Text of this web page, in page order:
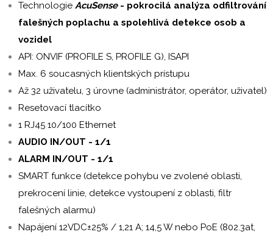
Technologie AcuSense- pokrocilá analýza odfiltrování
falešných poplachu a spolehlivá detekce osob a
vozidel
API: ONVIF (PROFILE S, PROFILE G), ISAPI
Max. 6 soucasných klientských prístupu
Až 32 uživatelu, 3 úrovne (administrátor, operátor, uživatel)
Resetovací tlacítko
1 RJ45 10/100 Ethernet
AUDIO IN/OUT - 1/1
ALARM IN/OUT - 1/1
SMART funkce (detekce pohybu ve zvolené oblasti,
prekrocení linie, detekce vystoupení z oblasti, filtr
falešných alarmu)
Napájení 12VDC±25% / 1,21 A; 14,5 W nebo PoE (802.3at,